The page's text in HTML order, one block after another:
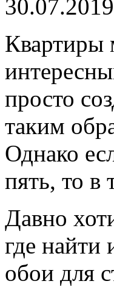
Квартиры
просто
таким
Однако
пять, то в
Давно
где
обои для